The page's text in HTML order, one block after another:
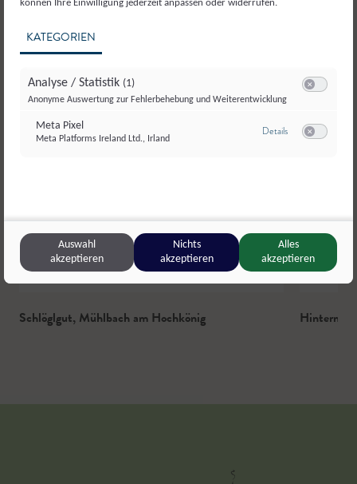
© Salzburger Agrar Marketing
Schlöglgut, Mühlbach am Hochkönig
können Ihre Einwilligung jederzeit anpassen oder widerrufen.
KATEGORIEN
Analyse / Statistik (1)
Anonyme Auswertung zur Fehlerbehebung und Weiterentwicklung
Meta Pixel
Meta Platforms Ireland Ltd., Irland
Detailszu Meta Pixel
Auswahl
akzeptieren
Nichts
akzeptieren
Alles
akzeptieren